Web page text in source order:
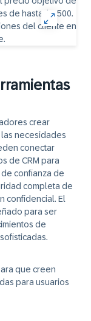
crear
necesidades
conectar
de CRM para
confianza de
completa de
confidencial. El
para ser
de
que creen
para usuarios